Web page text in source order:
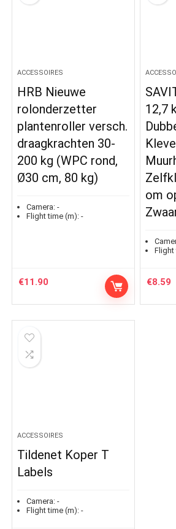
ACCESSOIRES
HRB Nieuwe
rolonderzetter
plantenroller versch.
draagkrachten 30-
200 kg (WPC rond,
Ø30 cm, 80 kg)
Camera: -
Flight time (m): -
€11.90
12,7
om
Flight
€8.59
ACCESSOIRES
Tildenet Koper T
Labels
Camera: -
Flight time (m): -